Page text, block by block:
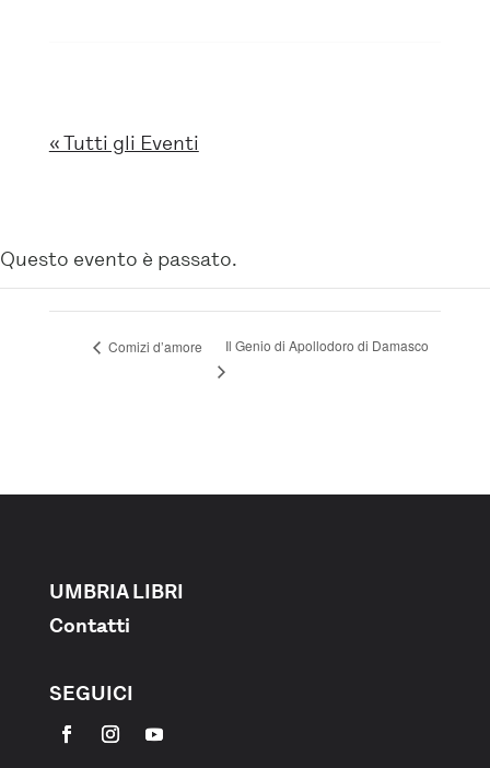
« Tutti gli Eventi
Questo evento è passato.
Comizi d’amore Il Genio di Apollodoro di Damasco
UMBRIA LIBRI
Contatti
SEGUICI